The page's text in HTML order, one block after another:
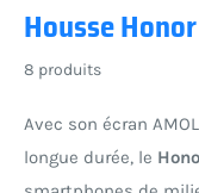
au
meilleur
Housse
8 produits
Avec son écran
longue durée, le